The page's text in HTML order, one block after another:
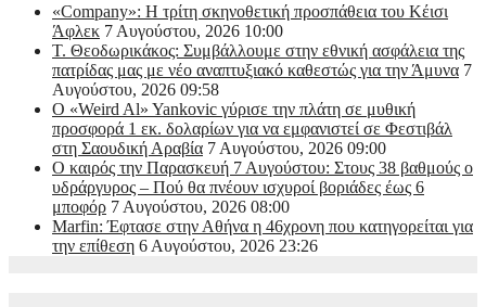
«Company»: Η τρίτη σκηνοθετική προσπάθεια του Κέισι
Άφλεκ 7 Αυγούστου, 2026 10:00
Τ. Θεοδωρικάκος: Συμβάλλουμε στην εθνική ασφάλεια της
πατρίδας μας με νέο αναπτυξιακό καθεστώς για την Άμυνα 7
Αυγούστου, 2026 09:58
Ο «Weird Al» Yankovic γύρισε την πλάτη σε μυθική
προσφορά 1 εκ. δολαρίων για να εμφανιστεί σε Φεστιβάλ
στη Σαουδική Αραβία 7 Αυγούστου, 2026 09:00
Ο καιρός την Παρασκευή 7 Αυγούστου: Στους 38 βαθμούς ο
υδράργυρος – Πού θα πνέουν ισχυροί βοριάδες έως 6
μποφόρ 7 Αυγούστου, 2026 08:00
Marfin: Έφτασε στην Αθήνα η 46χρονη που κατηγορείται για
την επίθεση 6 Αυγούστου, 2026 23:26